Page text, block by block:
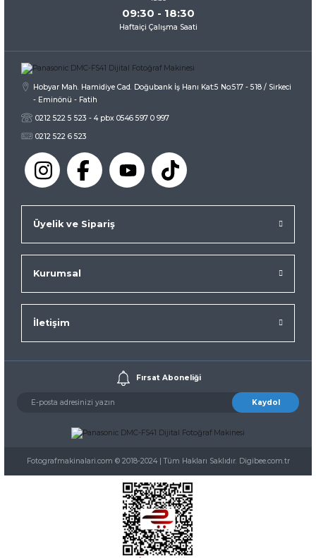
09:30 - 18:30
Haftaiçi Çalışma Saati
Hobyar Mah. Hamidiye Cad. Doğubank İş Hanı Kat:5 No:517 - 518 / Sirkeci
- Eminönü - Fatih
0212 522 5 523 - 4 pbx 0546 597 0 997
0212 522 6 523
Üyelik ve Sipariş
Kurumsal
İletişim
Fırsat Aboneliği
Kaydol
Fotografmakinalari.com © 2018-2024 | Tüm Hakları Saklıdır. Digibee.com.tr